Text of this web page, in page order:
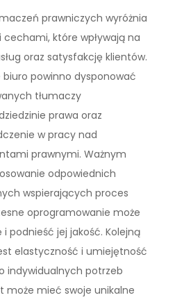
prawniczych wyróżnia
które wpływają na
oraz satysfakcję klientów.
biuro powinno dysponować
tłumaczy
prawa oraz
w pracy nad
prawnymi. Ważnym
odpowiednich
wspierających proces
oprogramowanie może
podnieść jej jakość. Kolejną
elastyczność i umiejętność
indywidualnych potrzeb
może mieć swoje unikalne